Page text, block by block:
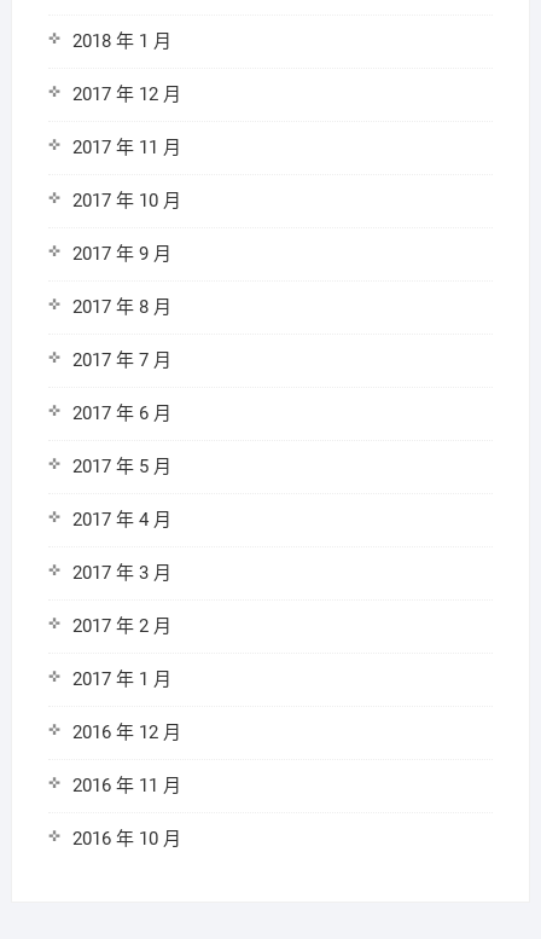
2018 年 1 月
2017 年 12 月
2017 年 11 月
2017 年 10 月
2017 年 9 月
2017 年 8 月
2017 年 7 月
2017 年 6 月
2017 年 5 月
2017 年 4 月
2017 年 3 月
2017 年 2 月
2017 年 1 月
2016 年 12 月
2016 年 11 月
2016 年 10 月